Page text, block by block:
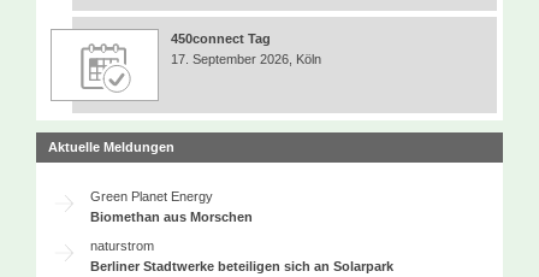
450connect Tag
17. September 2026, Köln
Aktuelle Meldungen
Green Planet Energy
Biomethan aus Morschen
naturstrom
Berliner Stadtwerke beteiligen sich an Solarpark